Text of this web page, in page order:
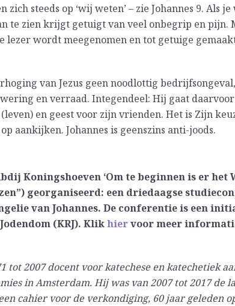
steeds op ‘wij weten’ – zie Johannes 9. Als
te zien krijgt getuigt van veel onbegrip en pijn.
lezer wordt meegenomen en tot getuige
van Jezus geen noodlottig
en verraad. Integendeel: Hij gaat
en geest voor zijn vrienden. Het is Zijn
aankijken. Johannes is geenszins anti-joods.
Koningshoeven ‘Om te beginnen is er het
georganiseerd: een driedaagse
van Johannes. De conferentie is een
(KRJ). Klikhiervoor meer
tot 2007 docent voor katechese en katechetiek
in Amsterdam. Hij was van 2007 tot 2017 de
cahier voor de verkondiging, 60 jaar geleden